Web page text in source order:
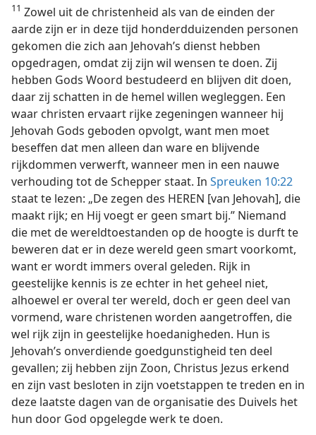
11 Zowel uit de christenheid als van de einden der
aarde zijn er in deze tijd honderdduizenden personen
gekomen die zich aan Jehovah’s dienst hebben
opgedragen, omdat zij zijn wil wensen te doen. Zij
hebben Gods Woord bestudeerd en blijven dit doen,
daar zij schatten in de hemel willen wegleggen. Een
waar christen ervaart rijke zegeningen wanneer hij
Jehovah Gods geboden opvolgt, want men moet
beseffen dat men alleen dan ware en blijvende
rijkdommen verwerft, wanneer men in een nauwe
verhouding tot de Schepper staat. In Spreuken 10:22
staat te lezen: „De zegen des HEREN [van Jehovah], die
maakt rijk; en Hij voegt er geen smart bij.” Niemand
die met de wereldtoestanden op de hoogte is durft te
beweren dat er in deze wereld geen smart voorkomt,
want er wordt immers overal geleden. Rijk in
geestelijke kennis is ze echter in het geheel niet,
alhoewel er overal ter wereld, doch er geen deel van
vormend, ware christenen worden aangetroffen, die
wel rijk zijn in geestelijke hoedanigheden. Hun is
Jehovah’s onverdiende goedgunstigheid ten deel
gevallen; zij hebben zijn Zoon, Christus Jezus erkend
en zijn vast besloten in zijn voetstappen te treden en in
deze laatste dagen van de organisatie des Duivels het
hun door God opgelegde werk te doen.